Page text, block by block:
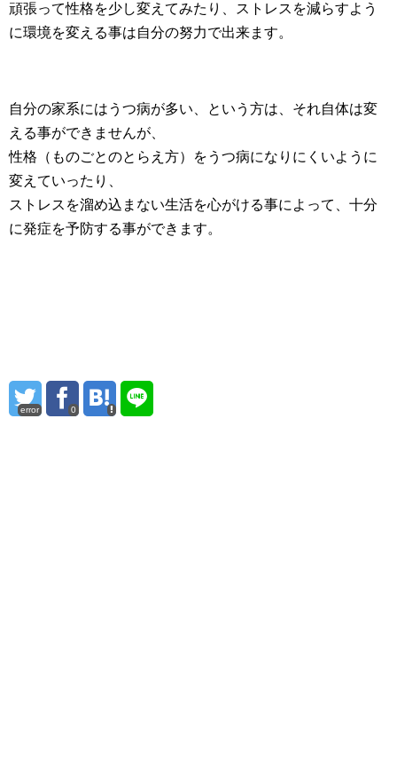
頑張って性格を少し変えてみたり、ストレスを減らすよう
に環境を変える事は自分の努力で出来ます。
自分の家系にはうつ病が多い、という方は、それ自体は変
える事ができませんが、
性格（ものごとのとらえ方）をうつ病になりにくいように
変えていったり、
ストレスを溜め込まない生活を心がける事によって、十分
に発症を予防する事ができます。
error 0